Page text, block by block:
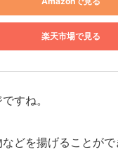
楽天市場で見る
すね。
どを揚げることが